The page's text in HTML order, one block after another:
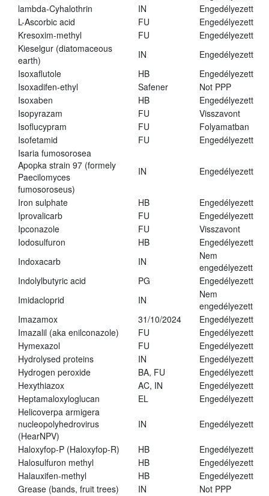
lambda-Cyhalothrin
IN
Engedélyezett
L-Ascorbic acid
FU
Engedélyezett
Kresoxim-methyl
FU
Engedélyezett
Kieselgur (diatomaceous
earth)
IN
Engedélyezett
Isoxaflutole
HB
Engedélyezett
Isoxadifen-ethyl
Safener
Not PPP
Isoxaben
HB
Engedélyezett
Isopyrazam
FU
Visszavont
Isoflucypram
FU
Folyamatban
Isofetamid
FU
Engedélyezett
Isaria fumosorosea
Apopka strain 97 (formely
Paecilomyces
fumosoroseus)
IN Engedélyezett
Iron sulphate HB
Engedélyezett
Iprovalicarb
FU
Engedélyezett
Ipconazole
FU
Visszavont
Iodosulfuron
HB
Engedélyezett
Indoxacarb
IN
Nem
engedélyezett
Indolylbutyric acid
PG
Engedélyezett
Imidacloprid
IN
Nem
engedélyezett
Imazamox
31/10/2024
Engedélyezett
Imazalil (aka enilconazole)
FU
Engedélyezett
Hymexazol
FU
Engedélyezett
Hydrolysed proteins
IN
Engedélyezett
Hydrogen peroxide
BA, FU
Engedélyezett
Hexythiazox
AC, IN
Engedélyezett
Heptamaloxyloglucan
EL
Engedélyezett
Helicoverpa armigera
nucleopolyhedrovirus
(HearNPV)
IN Engedélyezett
Haloxyfop-P (Haloxyfop-R) HB
Engedélyezett
Halosulfuron methyl
HB
Engedélyezett
Halauxifen-methyl
HB
Engedélyezett
Grease (bands, fruit trees)
IN
Not PPP